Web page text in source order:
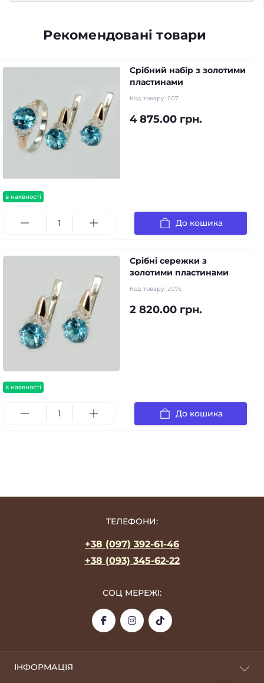
Рекомендовані товари
в наявності
Срібний набір з золотими
пластинами
Код товару: 207
4 875.00 грн.
До кошика
в наявності
Срібні сережки з
золотими пластинами
Код товару: 207с
2 820.00 грн.
До кошика
ТЕЛЕФОНИ:
+38 (097) 392-61-46
+38 (093) 345-62-22
СОЦ МЕРЕЖІ:
ІНФОРМАЦІЯ